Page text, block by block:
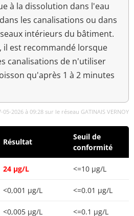
à la dissolution dans l'eau
les canalisations ou dans
intérieurs du bâtiment.
il est recommandé lorsque
canalisations de n'utiliser
qu'après 1 à 2 minutes
2026 à 09:28 sur le réseau GATINAIS VERNOY
Résultat
Seuil de
conformité
24 µg/L <=10 µg/L
<0,001 µg/L <=0.01 µg/L
<0,005 µg/L <=0.1 µg/L